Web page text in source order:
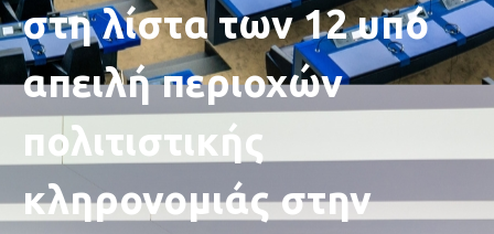
στη λίστα των 12 υπό
απειλή περιοχών
πολιτιστικής
κληρονομιάς στην